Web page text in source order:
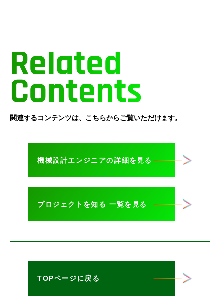
Related
Contents
関連するコンテンツは、こちらからご覧いただけます。
機械設計エンジニアの詳細を見る
プロジェクトを知る 一覧を見る
TOPページに戻る